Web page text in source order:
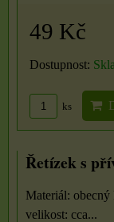
49 Kč
Dostupnost:
ks
Řetízek s
Materiál:
velikost: cca...